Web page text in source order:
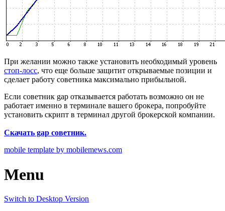
При желании можно также установить необходимый уровень
стоп-лосс, что еще больше защитит открываемые позиции и
сделает работу советника максимально прибыльной.
Если советник gap отказывается работать возможно он не
работает именно в терминале вашего брокера, попробуйте
установить скрипт в терминал другой брокерской компании.
Скачать gap советник.
mobile template by mobilemews.com
Menu
Switch to Desktop Version